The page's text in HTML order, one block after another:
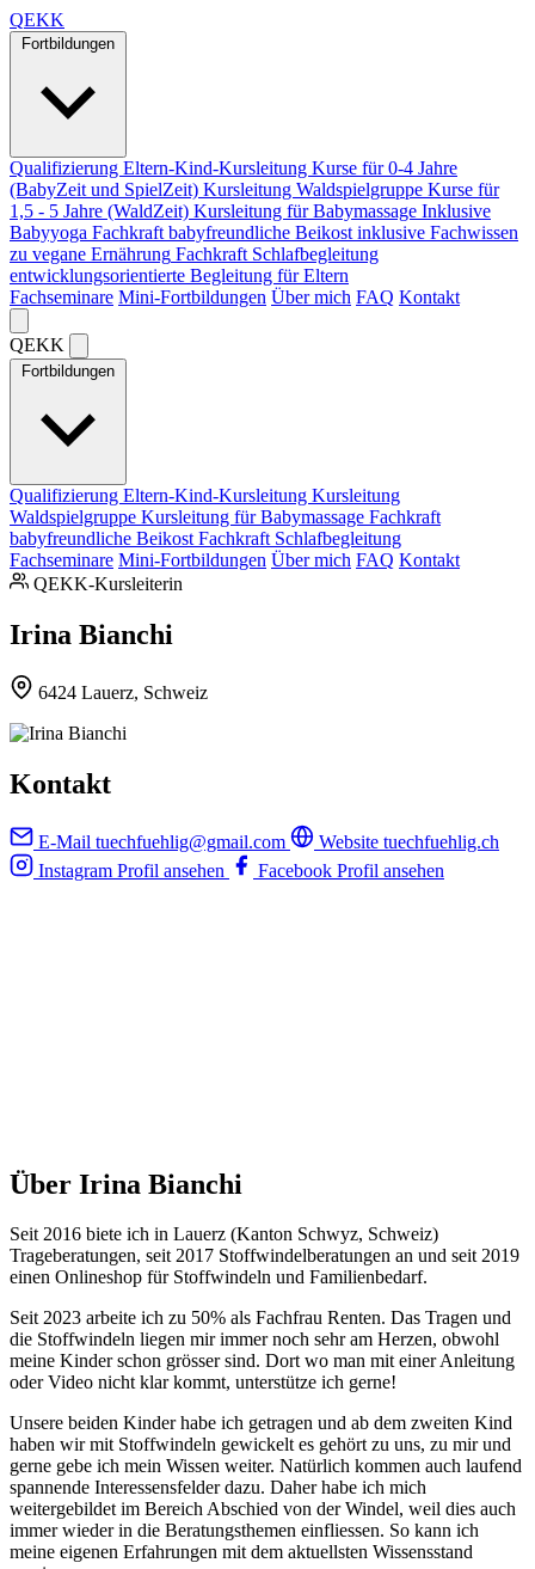
QEKK
Fortbildungen
Qualifizierung Eltern-Kind-Kursleitung Kurse für 0-4 Jahre
(BabyZeit und SpielZeit) Kursleitung Waldspielgruppe Kurse für
1,5 - 5 Jahre (WaldZeit) Kursleitung für Babymassage Inklusive
Babyyoga Fachkraft babyfreundliche Beikost inklusive Fachwissen
zu vegane Ernährung Fachkraft Schlafbegleitung
entwicklungsorientierte Begleitung für Eltern
Fachseminare Mini-Fortbildungen Über mich FAQ Kontakt
QEKK
Fortbildungen
Qualifizierung Eltern-Kind-Kursleitung Kursleitung
Waldspielgruppe Kursleitung für Babymassage Fachkraft
babyfreundliche Beikost Fachkraft Schlafbegleitung
Fachseminare Mini-Fortbildungen Über mich FAQ Kontakt
QEKK-Kursleiterin
Irina Bianchi
6424 Lauerz, Schweiz
Kontakt
E-Mail tuechfuehlig@gmail.com Website tuechfuehlig.ch
Instagram Profil ansehen Facebook Profil ansehen
Über Irina Bianchi
Seit 2016 biete ich in Lauerz (Kanton Schwyz, Schweiz)
Trageberatungen, seit 2017 Stoffwindelberatungen an und seit 2019
einen Onlineshop für Stoffwindeln und Familienbedarf.
Seit 2023 arbeite ich zu 50% als Fachfrau Renten. Das Tragen und
die Stoffwindeln liegen mir immer noch sehr am Herzen, obwohl
meine Kinder schon grösser sind. Dort wo man mit einer Anleitung
oder Video nicht klar kommt, unterstütze ich gerne!
Unsere beiden Kinder habe ich getragen und ab dem zweiten Kind
haben wir mit Stoffwindeln gewickelt es gehört zu uns, zu mir und
gerne gebe ich mein Wissen weiter. Natürlich kommen auch laufend
spannende Interessensfelder dazu. Daher habe ich mich
weitergebildet im Bereich Abschied von der Windel, weil dies auch
immer wieder in die Beratungsthemen einfliessen. So kann ich
meine eigenen Erfahrungen mit dem aktuellsten Wissensstand